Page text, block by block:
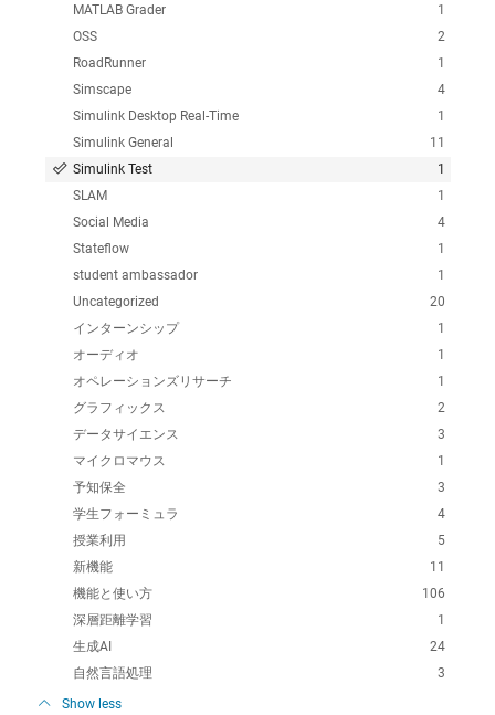
1
MATLAB Grader
2
OSS
1
RoadRunner
4
Simscape
1
Simulink Desktop Real-Time
11
Simulink General
1
Simulink Test
1
SLAM
4
Social Media
1
Stateflow
1
student ambassador
20
Uncategorized
1
インターンシップ
1
オーディオ
1
オペレーションズリサーチ
2
グラフィックス
3
データサイエンス
1
マイクロマウス
3
予知保全
4
学生フォーミュラ
5
授業利用
11
新機能
106
機能と使い方
1
深層距離学習
24
生成AI
3
自然言語処理
Show less